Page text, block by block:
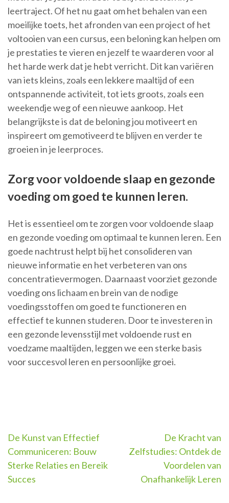
leertraject. Of het nu gaat om het behalen van een
moeilijke toets, het afronden van een project of het
voltooien van een cursus, een beloning kan helpen om
je prestaties te vieren en jezelf te waarderen voor al
het harde werk dat je hebt verricht. Dit kan variëren
van iets kleins, zoals een lekkere maaltijd of een
ontspannende activiteit, tot iets groots, zoals een
weekendje weg of een nieuwe aankoop. Het
belangrijkste is dat de beloning jou motiveert en
inspireert om gemotiveerd te blijven en verder te
groeien in je leerproces.
Zorg voor voldoende slaap en gezonde
voeding om goed te kunnen leren.
Het is essentieel om te zorgen voor voldoende slaap
en gezonde voeding om optimaal te kunnen leren. Een
goede nachtrust helpt bij het consolideren van
nieuwe informatie en het verbeteren van ons
concentratievermogen. Daarnaast voorziet gezonde
voeding ons lichaam en brein van de nodige
voedingsstoffen om goed te functioneren en
effectief te kunnen studeren. Door te investeren in
een gezonde levensstijl met voldoende rust en
voedzame maaltijden, leggen we een sterke basis
voor succesvol leren en persoonlijke groei.
Berichtnavigatie
De Kunst van Effectief
Communiceren: Bouw
Sterke Relaties en Bereik
Succes
De Kracht van
Zelfstudies: Ontdek de
Voordelen van
Onafhankelijk Leren